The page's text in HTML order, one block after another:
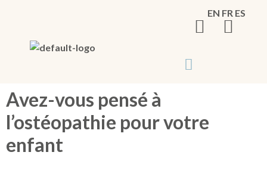
Avez-vous pensé à
l’ostéopathie pour votre
enfant
EN FR ES